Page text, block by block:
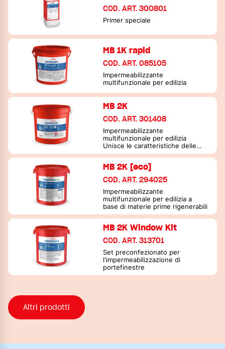
COD. ART. 300801
Primer speciale
MB 1K rapid
COD. ART. 085105
Impermeabilizzante
multifunzionale per edilizia
MB 2K
COD. ART. 301408
Impermeabilizzante
multifunzionale per edilizia
Unisce le caratteristiche delle
boiacche minerali flessibili con
fessurazioni (AbP secondo le
PG-MDS/FPD) e dei rivestimenti
bituminosi PMBC (rapporto di
prova secondo la DIN EN 15814)
MB 2K [eco]
COD. ART. 294025
Impermeabilizzante
multifunzionale per edilizia a
base di materie prime rigenerabili
MB 2K Window Kit
COD. ART. 313701
Set preconfezionato per
l'impermeabilizzazione di
portefinestre
Altri prodotti